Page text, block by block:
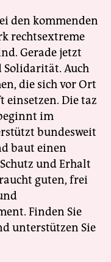
den kommenden
rechtsextreme
Gerade jetzt
Solidarität. Auch
die sich vor Ort
einsetzen. Die taz
im
bundesweit
baut einen
und Erhalt
guten, frei
Finden Sie
unterstützen Sie